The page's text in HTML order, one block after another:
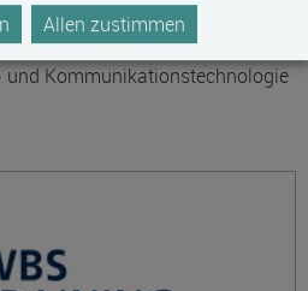
Kommunikationstechnologie
Allen zustimmen